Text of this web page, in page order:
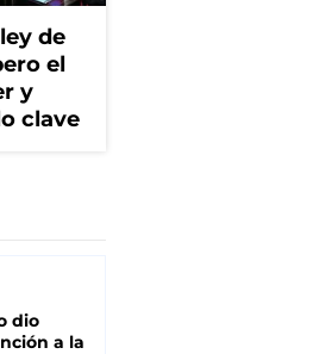
de
el
y
clave
dio
a la